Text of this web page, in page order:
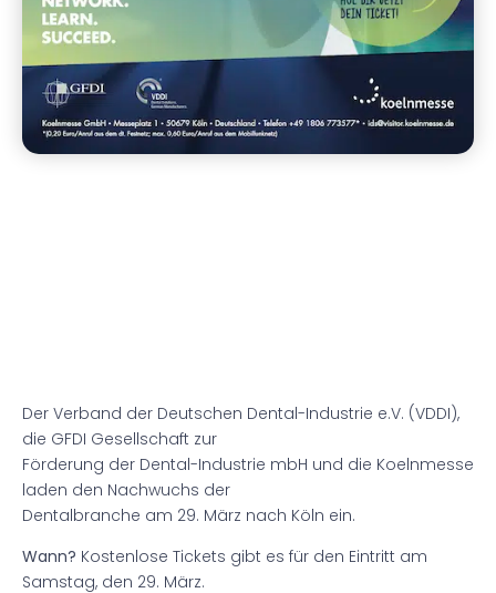
Der Verband der Deutschen Dental-Industrie e.V. (VDDI),
die GFDI Gesellschaft zur
Förderung der Dental-Industrie mbH und die Koelnmesse
laden den Nachwuchs der
Dentalbranche am 29. März nach Köln ein.
Wann? Kostenlose Tickets gibt es für den Eintritt am
Samstag, den 29. März.